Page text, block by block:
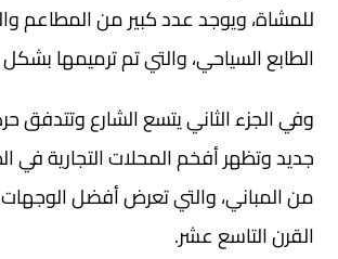
للمشاة، ويوجد عدد كبير من المطاعم
الطابع السياحي، والتي تم ترميمها
وفي الجزء الثاني يتسع الشارع وتتدفق
جديد وتظهر أفخم المحلات التجارية في
من المباني، والتي تعرض أفضل
القرن التاسع عشر.